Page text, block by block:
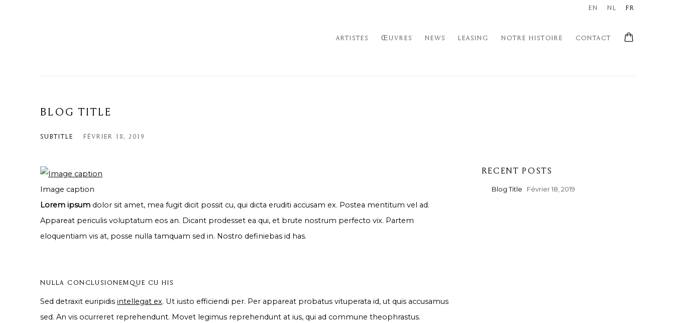
ARTISTES ŒUVRES NEWS LEASING NOTRE HISTOIRE CONTACT
EN NL FR
BLOG TITLE
SUBTITLE FÉVRIER 18, 2019
Image caption
Lorem ipsum dolor sit amet, mea fugit dicit possit cu, qui dicta eruditi accusam ex. Postea mentitum vel ad.
Appareat periculis voluptatum eos an. Dicant prodesset ea qui, et brute nostrum perfecto vix. Partem
eloquentiam vis at, posse nulla tamquam sed in. Nostro definiebas id has.
NULLA CONCLUSIONEMQUE CU HIS
Sed detraxit euripidis intellegat ex. Ut iusto efficiendi per. Per appareat probatus vituperata id, ut quis accusamus
sed. An vis ocurreret reprehendunt. Movet legimus reprehendunt at ius, qui ad commune theophrastus.
RECENT POSTS
Blog Title Février 18, 2019